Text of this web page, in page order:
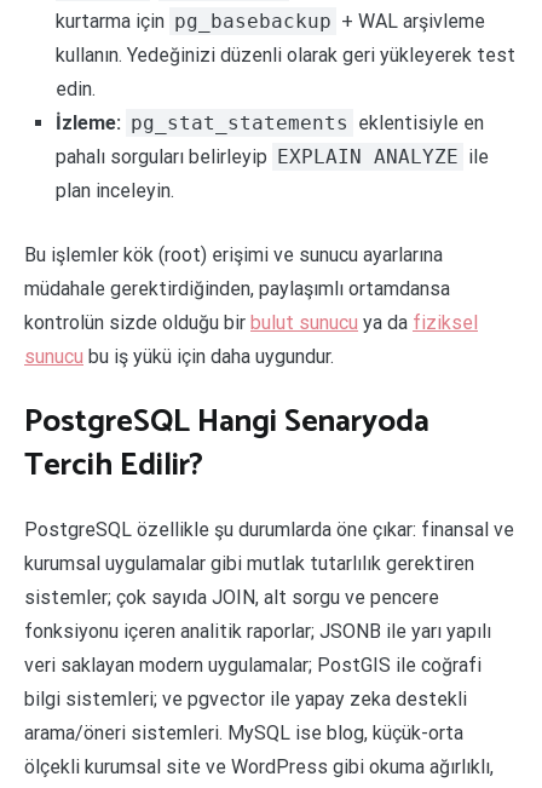
kurtarma için pg_basebackup + WAL arşivleme
kullanın. Yedeğinizi düzenli olarak geri yükleyerek test
edin.
İzleme: pg_stat_statements eklentisiyle en
pahalı sorguları belirleyip EXPLAIN ANALYZE ile
plan inceleyin.
Bu işlemler kök (root) erişimi ve sunucu ayarlarına
müdahale gerektirdiğinden, paylaşımlı ortamdansa
kontrolün sizde olduğu bir bulut sunucu ya da fiziksel
sunucu bu iş yükü için daha uygundur.
PostgreSQL Hangi Senaryoda
Tercih Edilir?
PostgreSQL özellikle şu durumlarda öne çıkar: finansal ve
kurumsal uygulamalar gibi mutlak tutarlılık gerektiren
sistemler; çok sayıda JOIN, alt sorgu ve pencere
fonksiyonu içeren analitik raporlar; JSONB ile yarı yapılı
veri saklayan modern uygulamalar; PostGIS ile coğrafi
bilgi sistemleri; ve pgvector ile yapay zeka destekli
arama/öneri sistemleri. MySQL ise blog, küçük-orta
ölçekli kurumsal site ve WordPress gibi okuma ağırlıklı,